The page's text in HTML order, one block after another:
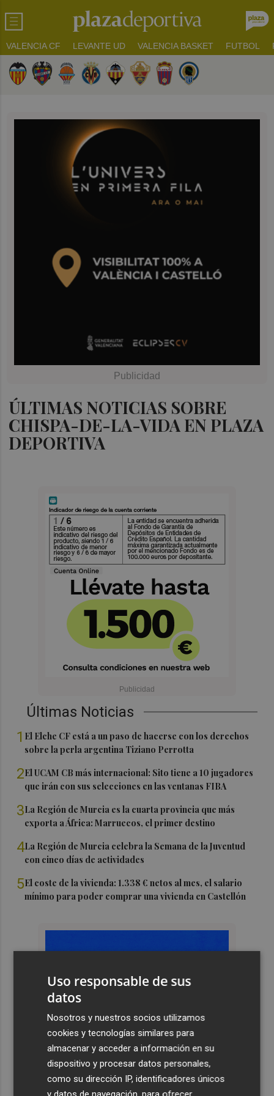
VALENCIA CF LEVANTE UD VALENCIA BASKET FUTBOL
ÚLTIMAS NOTICIAS SOBRE
CHISPA-DE-LA-VIDA EN PLAZA
DEPORTIVA
Últimas Noticias
1 El Elche CF está a un paso de hacerse con los derechos
sobre la perla argentina Tiziano Perrotta
2El UCAM CB más internacional: Sito tiene a 10 jugadores
que irán con sus selecciones en las ventanas FIBA
3La Región de Murcia es la cuarta provincia que más
exporta a África: Marruecos, el primer destino
4La Región de Murcia celebra la Semana de la Juventud
con cinco días de actividades
5El coste de la vivienda: 1.338 € netos al mes, el salario
mínimo para poder comprar una vivienda en Castellón
Uso responsable de sus
datos
Nosotros y nuestros socios utilizamos
cookies y tecnologías similares para
almacenar y acceder a información en su
dispositivo y procesar datos personales,
como su dirección IP, identificadores únicos